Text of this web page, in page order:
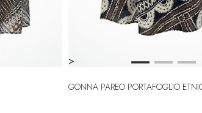
>
GONNA PAREO PORTAFOGLIO